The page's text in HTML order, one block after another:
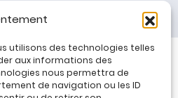
utilisons des technologies telles
aux informations des
nous permettra de
de navigation ou les ID